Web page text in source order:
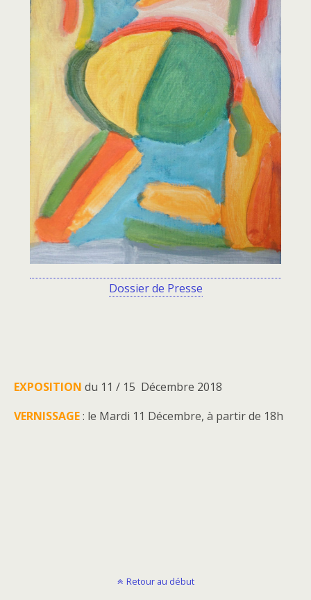
Dossier de Presse
EXPOSITION du 11 / 15 Décembre 2018
VERNISSAGE: le Mardi 11 Décembre, à partir de 18h
Retour au début